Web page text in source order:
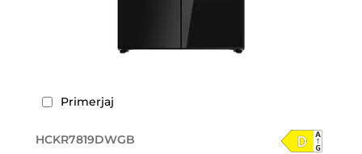
Primerjaj
HCKR7819DWGB